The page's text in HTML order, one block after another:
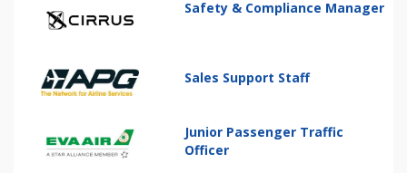
Safety & Compliance Manager
Sales Support Staff
Junior Passenger Traffic
Officer